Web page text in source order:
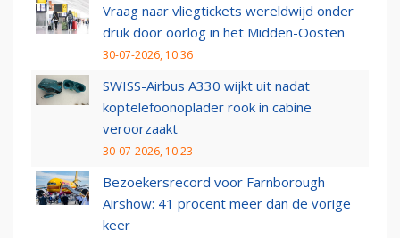
Vraag naar vliegtickets wereldwijd onder
druk door oorlog in het Midden-Oosten
30-07-2026, 10:36
SWISS-Airbus A330 wijkt uit nadat
koptelefoonoplader rook in cabine
veroorzaakt
30-07-2026, 10:23
Bezoekersrecord voor Farnborough
Airshow: 41 procent meer dan de vorige
keer